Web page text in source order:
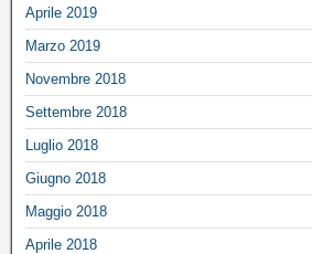
Aprile 2019
Marzo 2019
Novembre 2018
Settembre 2018
Luglio 2018
Giugno 2018
Maggio 2018
Aprile 2018